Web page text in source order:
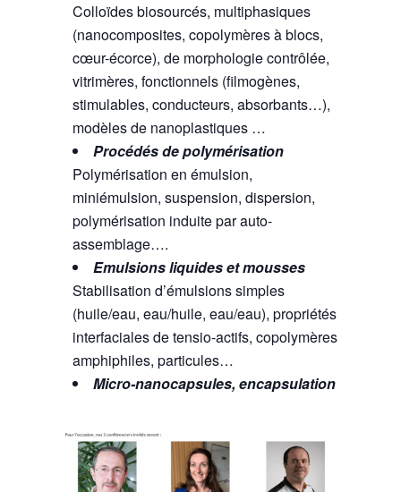
Colloïdes biosourcés, multiphasiques
(nanocomposites, copolymères à blocs,
cœur-écorce), de morphologie contrôlée,
vitrimères, fonctionnels (filmogènes,
stimulables, conducteurs, absorbants…),
modèles de nanoplastiques …
Procédés de polymérisation
Polymérisation en émulsion,
miniémulsion, suspension, dispersion,
polymérisation induite par auto-
assemblage….
Emulsions liquides et mousses
Stabilisation d’émulsions simples
(huile/eau, eau/huile, eau/eau), propriétés
interfaciales de tensio-actifs, copolymères
amphiphiles, particules…
Micro-nanocapsules, encapsulation